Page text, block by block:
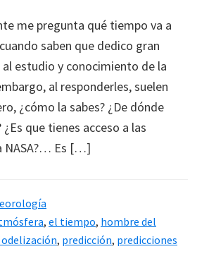
me pregunta qué tiempo va a
saben que dedico gran
estudio y conocimiento de la
al responderles, suelen
¿cómo la sabes? ¿De dónde
que tienes acceso a las
NASA?… Es […]
, el tiempo, hombre del
, predicción, predicciones